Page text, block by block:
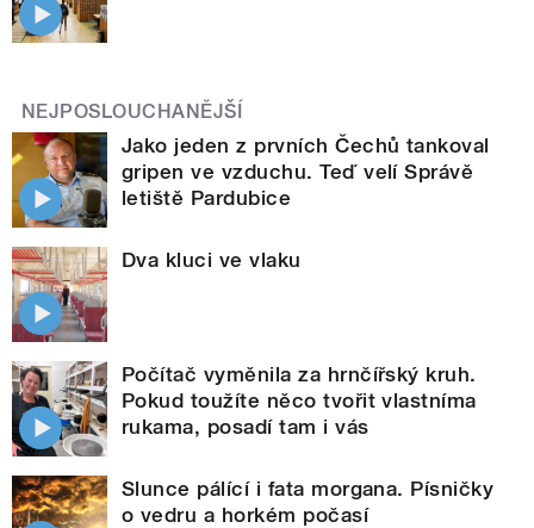
NEJPOSLOUCHANĚJŠÍ
Jako jeden z prvních Čechů tankoval
gripen ve vzduchu. Teď velí Správě
letiště Pardubice
Dva kluci ve vlaku
Počítač vyměnila za hrnčířský kruh.
Pokud toužíte něco tvořit vlastníma
rukama, posadí tam i vás
Slunce pálící i fata morgana. Písničky
o vedru a horkém počasí